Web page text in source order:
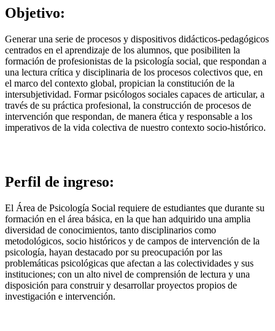
Objetivo:
Generar una serie de procesos y dispositivos didácticos-pedagógicos
centrados en el aprendizaje de los alumnos, que posibiliten la
formación de profesionistas de la psicología social, que respondan a
una lectura crítica y disciplinaria de los procesos colectivos que, en
el marco del contexto global, propician la constitución de la
intersubjetividad. Formar psicólogos sociales capaces de articular, a
través de su práctica profesional, la construcción de procesos de
intervención que respondan, de manera ética y responsable a los
imperativos de la vida colectiva de nuestro contexto socio-histórico.
Perfil de ingreso:
El Área de Psicología Social requiere de estudiantes que durante su
formación en el área básica, en la que han adquirido una amplia
diversidad de conocimientos, tanto disciplinarios como
metodológicos, socio históricos y de campos de intervención de la
psicología, hayan destacado por su preocupación por las
problemáticas psicológicas que afectan a las colectividades y sus
instituciones; con un alto nivel de comprensión de lectura y una
disposición para construir y desarrollar proyectos propios de
investigación e intervención.